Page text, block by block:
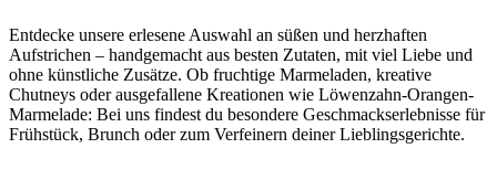
Entdecke unsere erlesene Auswahl an süßen und herzhaften
Aufstrichen – handgemacht aus besten Zutaten, mit viel Liebe und
ohne künstliche Zusätze. Ob fruchtige Marmeladen, kreative
Chutneys oder ausgefallene Kreationen wie Löwenzahn-Orangen-
Marmelade: Bei uns findest du besondere Geschmackserlebnisse für
Frühstück, Brunch oder zum Verfeinern deiner Lieblingsgerichte.